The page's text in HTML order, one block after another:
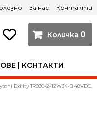
| КОНТАКТИ
0
За нас Контакти
TR030-2-12W3K-B 48VDC,